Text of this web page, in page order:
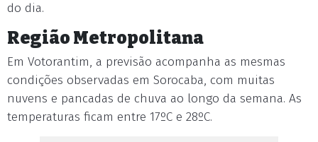
do dia.
Região Metropolitana
Em Votorantim, a previsão acompanha as mesmas
condições observadas em Sorocaba, com muitas
nuvens e pancadas de chuva ao longo da semana. As
temperaturas ficam entre 17ºC e 28ºC.